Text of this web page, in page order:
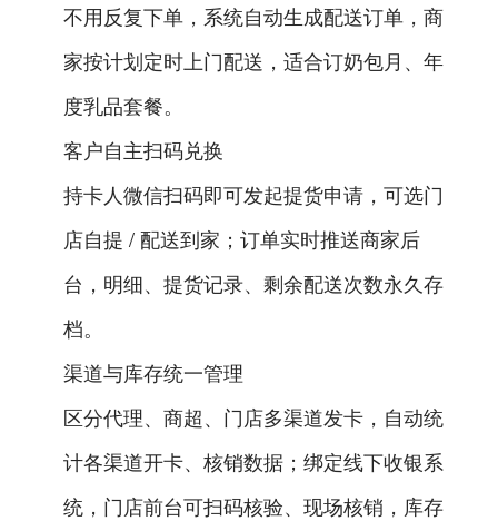
不用反复下单，系统自动生成配送订单，商
家按计划定时上门配送，适合订奶包月、年
度乳品套餐。
客户自主扫码兑换
持卡人微信扫码即可发起提货申请，可选门
店自提 / 配送到家；订单实时推送商家后
台，明细、提货记录、剩余配送次数永久存
档。
渠道与库存统一管理
区分代理、商超、门店多渠道发卡，自动统
计各渠道开卡、核销数据；绑定线下收银系
统，门店前台可扫码核验、现场核销，库存